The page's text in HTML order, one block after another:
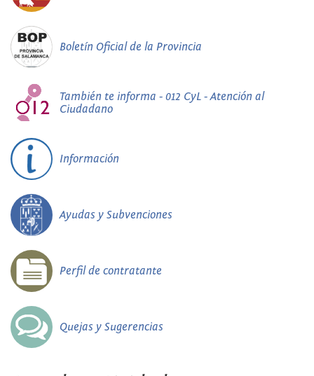
Boletín Oficial de la Provincia
También te informa - 012 CyL - Atención al
Ciudadano
Información
Ayudas y Subvenciones
Perfil de contratante
Quejas y Sugerencias